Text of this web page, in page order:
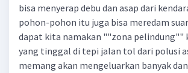
bisa menyerap debu dan asap dari
pohon-pohon itu juga bisa meredam
dapat kita namakan ""zona pelindung""
yang tinggal di tepi jalan tol dari polusi
memang akan mengeluarkan banyak